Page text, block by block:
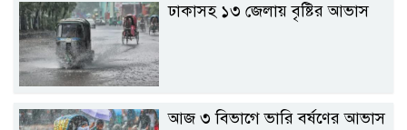
ঢাকাসহ ১৩ জেলায় বৃষ্টির আভাস
আজ ৩ বিভাগে ভারি বর্ষণের আভাস